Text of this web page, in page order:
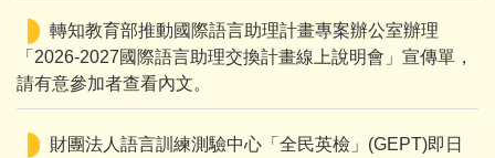
轉知教育部推動國際語言助理計畫專案辦公室辦理
「2026-2027國際語言助理交換計畫線上說明會」宣傳單，
請有意參加者查看內文。
財團法人語言訓練測驗中心「全民英檢」(GEPT)即日